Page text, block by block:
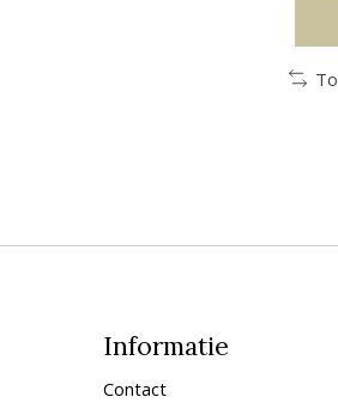
Informatie
Contact